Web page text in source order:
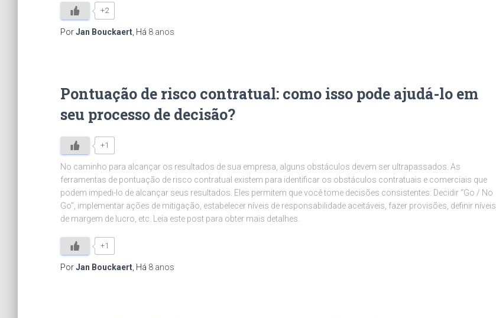
+2
PorJan Bouckaert , Há 8 anos
Pontuação de risco contratual: como isso pode ajudá-lo em
seu processo de decisão?
+1
No caminho para alcançar os resultados de sua empresa, alguns obstáculos devem ser ultrapassados. As
ferramentas de pontuação de risco contratual existem para identificar os obstáculos contratuais e comerciais que
podem impedi-lo de alcançar seus resultados. Eles permitem que você tome decisões consistentes: Decidir “Go / No
Go”, implementar ações de mitigação, estabelecer níveis de responsabilidade aceitáveis, fazer provisões, definir níveis
de margem de lucro, etc. Leia este post para obter mais detalhes.
+1
PorJan Bouckaert , Há 8 anos